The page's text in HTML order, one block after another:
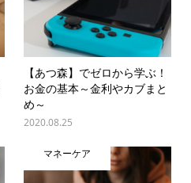
【あつ森】でゼロから学ぶ！
お金の基本～金利やカブまと
め～
2020.08.25
マネーケア